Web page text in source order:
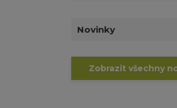
Novinky
Zobrazit všechny